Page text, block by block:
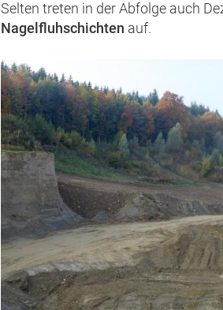
Selten treten in der Abfolge auch
Nagelfluhschichten auf.